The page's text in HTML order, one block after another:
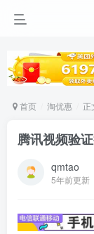
首页 淘优惠 正
腾讯视频验
qmtao
5年前更新